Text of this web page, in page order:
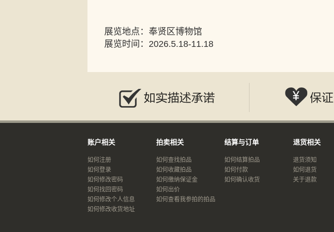
展览地点：奉贤区博物馆
展览时间：2026.5.18-11.18
账户相关
如何注册
如何登录
如何修改密码
如何找回密码
如何修改个人信息
如何修改收货地址
拍卖相关
如何查找拍品
如何收藏拍品
如何缴纳保证金
如何出价
如何查看我参拍的拍品
结算与订单
如何结算拍品
如何付款
如何确认收货
退货相关
退货须知
如何退货
关于退款